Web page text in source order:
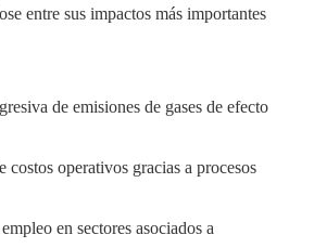
entre sus impactos más importantes
de emisiones de gases de efecto
costos operativos gracias a procesos
en sectores asociados a